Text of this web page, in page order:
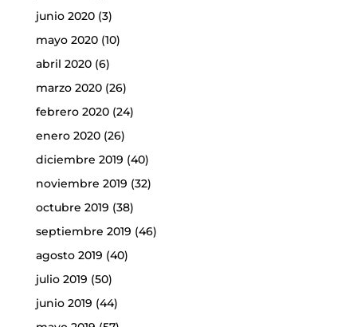
junio 2020(3)
mayo 2020(10)
abril 2020(6)
marzo 2020(26)
febrero 2020(24)
enero 2020(26)
diciembre 2019 (40)
noviembre 2019 (32)
octubre 2019 (38)
septiembre 2019 (46)
agosto 2019 (40)
julio 2019 (50)
junio 2019 (44)